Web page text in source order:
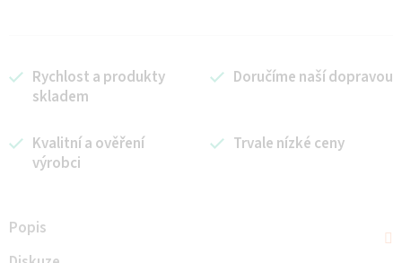
Rychlost a produkty
skladem
Doručíme naší dopravou
Kvalitní a ověření
výrobci
Trvale nízké ceny
Popis